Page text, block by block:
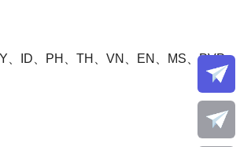
、ID、PH、TH、VN、EN、MS、PVP、